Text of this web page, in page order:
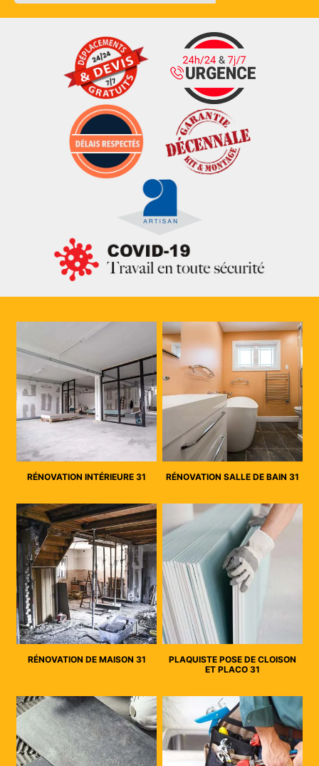
RÉNOVATION INTÉRIEURE 31 RÉNOVATION SALLE DE BAIN 31
RÉNOVATION DE MAISON 31
PLAQUISTE POSE DE CLOISON
ET PLACO 31